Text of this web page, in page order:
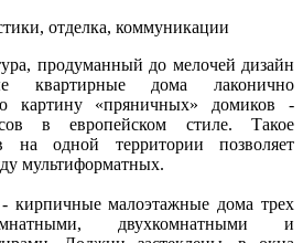
отделка, коммуникации
продуманный до мелочей дизайн
квартирные дома лаконично
картину «пряничных» домиков -
в европейском стиле. Такое
на одной территории позволяет
мультиформатных.
кирпичные малоэтажные дома трех
двухкомнатными и